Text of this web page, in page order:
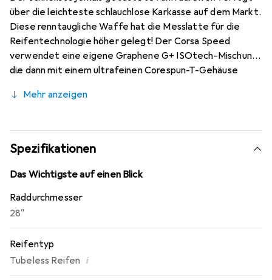
über die leichteste schlauchlose Karkasse auf dem Markt.
Diese renntaugliche Waffe hat die Messlatte für die
Reifentechnologie höher gelegt! Der Corsa Speed
verwendet eine eigene Graphene G+ ISOtech-Mischung,
die dann mit einem ultrafeinen Corespun-T-Gehäuse
geringsten Rollwiderstand beibehält und gleichzeitig die
hervorragenden Nasswetter-Grip bietet. Bei
Verwendung in schlauchloser Form arbeitet das Gehäuse
perfekt mit Dichtungsmasse zusammen und bietet einen
noch höheren Grad an Planschutz. Dieses Gehäuse kann
werden. Wenn absolute Geschwindigkeit deine oberste
Priorität ist, akzeptiere keinen Ersatz!
Mehr anzeigen
Spezifikationen
Das Wichtigste auf einen Blick
Raddurchmesser
28"
Reifentyp
Tubeless Reifen i